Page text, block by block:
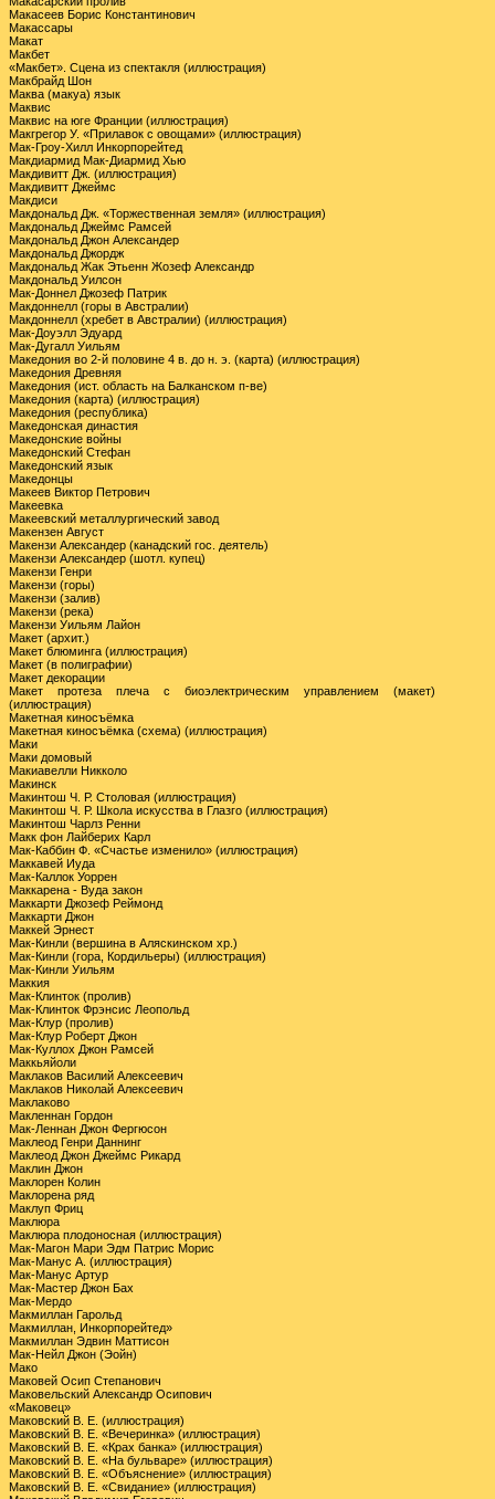
Макасеев Борис Константинович
Макассары
Макат
Макбет
«Макбет». Сцена из спектакля (иллюстрация)
Макбрайд Шон
Маква (макуа) язык
Маквис
Маквис на юге Франции (иллюстрация)
Макгрегор У. «Прилавок с овощами» (иллюстрация)
Мак-Гроу-Хилл Инкорпорейтед
Макдиармид Мак-Диармид Хью
Макдивитт Дж. (иллюстрация)
Макдивитт Джеймс
Макдиси
Макдональд Дж. «Торжественная земля» (иллюстрация)
Макдональд Джеймс Рамсей
Макдональд Джон Александер
Макдональд Джордж
Макдональд Жак Этьенн Жозеф Александр
Макдональд Уилсон
Мак-Доннел Джозеф Патрик
Макдоннелл (горы в Австралии)
Макдоннелл (хребет в Австралии) (иллюстрация)
Мак-Доуэлл Эдуард
Мак-Дугалл Уильям
Македония во 2-й половине 4 в. до н. э. (карта) (иллюстрация)
Македония Древняя
Македония (ист. область на Балканском п-ве)
Македония (карта) (иллюстрация)
Македония (республика)
Македонская династия
Македонские войны
Македонский Стефан
Македонский язык
Македонцы
Макеев Виктор Петрович
Макеевка
Макеевский металлургический завод
Макензен Август
Макензи Александер (канадский гос. деятель)
Макензи Александер (шотл. купец)
Макензи Генри
Макензи (горы)
Макензи (залив)
Макензи (река)
Макензи Уильям Лайон
Макет (архит.)
Макет блюминга (иллюстрация)
Макет (в полиграфии)
Макет декорации
Макет протеза плеча с биоэлектрическим управлением (макет)
(иллюстрация)
Макетная киносъёмка
Макетная киносъёмка (схема) (иллюстрация)
Маки
Маки домовый
Макиавелли Никколо
Макинск
Макинтош Ч. Р. Столовая (иллюстрация)
Макинтош Ч. Р. Школа искусства в Глазго (иллюстрация)
Макинтош Чарлз Ренни
Макк фон Лайберих Карл
Мак-Каббин Ф. «Счастье изменило» (иллюстрация)
Маккавей Иуда
Мак-Каллок Уоррен
Маккарена - Вуда закон
Маккарти Джозеф Реймонд
Маккарти Джон
Маккей Эрнест
Мак-Кинли (вершина в Аляскинском хр.)
Мак-Кинли (гора, Кордильеры) (иллюстрация)
Мак-Кинли Уильям
Маккия
Мак-Клинток (пролив)
Мак-Клинток Фрэнсис Леопольд
Мак-Клур (пролив)
Мак-Клур Роберт Джон
Мак-Куллох Джон Рамсей
Маккьяйоли
Маклаков Василий Алексеевич
Маклаков Николай Алексеевич
Маклаково
Макленнан Гордон
Мак-Леннан Джон Фергюсон
Маклеод Генри Даннинг
Маклеод Джон Джеймс Рикард
Маклин Джон
Маклорен Колин
Маклорена ряд
Маклуп Фриц
Маклюра
Маклюра плодоносная (иллюстрация)
Мак-Магон Мари Эдм Патрис Морис
Мак-Манус А. (иллюстрация)
Мак-Манус Артур
Мак-Мастер Джон Бах
Мак-Мердо
Макмиллан Гарольд
Макмиллан, Инкорпорейтед»
Макмиллан Эдвин Маттисон
Мак-Нейл Джон (Эойн)
Мако
Маковей Осип Степанович
Маковельский Александр Осипович
«Маковец»
Маковский В. Е. (иллюстрация)
Маковский В. Е. «Вечеринка» (иллюстрация)
Маковский В. Е. «Крах банка» (иллюстрация)
Маковский В. Е. «На бульваре» (иллюстрация)
Маковский В. Е. «Объяснение» (иллюстрация)
Маковский В. Е. «Свидание» (иллюстрация)